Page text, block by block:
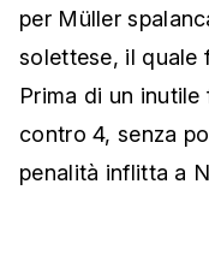
per Müller
solettese, il quale
Prima di un
contro 4, senza
penalità inflitta a